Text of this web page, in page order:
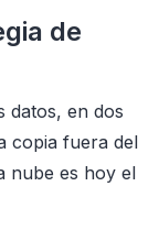
de
datos, en dos
copia fuera del
nube es hoy el